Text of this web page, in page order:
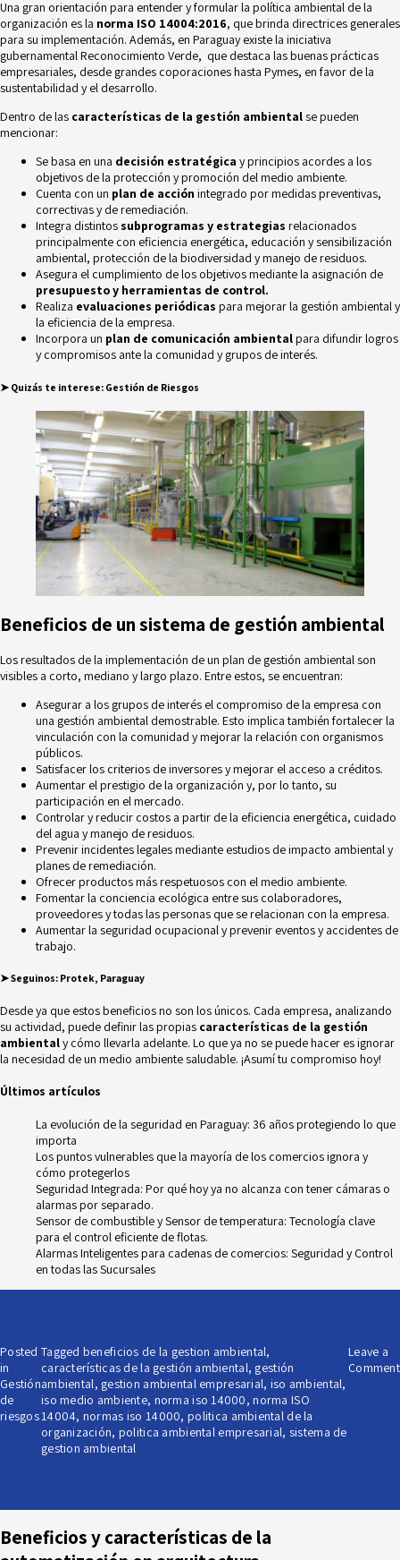
Una gran orientación para entender y formular la política ambiental de la
organización es la norma ISO 14004:2016, que brinda directrices generales
para su implementación. Además, en Paraguay existe la iniciativa
gubernamentalReconocimiento Verde, que destaca las buenas prácticas
empresariales, desde grandes coporaciones hasta Pymes, en favor de la
sustentabilidad y el desarrollo.
Dentro de las características de la gestión ambientalse pueden
mencionar:
Se basa en una decisión estratégica y principios acordes a los
objetivos de la protección y promoción del medio ambiente.
Cuenta con un plan de acción integrado por medidas preventivas,
correctivas y de remediación.
Integra distintos subprogramas y estrategias relacionados
principalmente con eficiencia energética, educación y sensibilización
ambiental, protección de la biodiversidad y manejo de residuos.
Asegura el cumplimiento de los objetivos mediante la asignación de
presupuesto y herramientas de control.
Realiza evaluaciones periódicas para mejorar la gestión ambiental y
la eficiencia de la empresa.
Incorpora un plan de comunicación ambientalpara difundir logros
y compromisos ante la comunidad y grupos de interés.
➤ Quizás te interese: Gestión de Riesgos
Beneficios de un sistema de gestión ambiental
Los resultados de la implementación de un plan de gestión ambiental son
visibles a corto, mediano y largo plazo. Entre estos, se encuentran:
Asegurar a los grupos de interés el compromiso de la empresa con
una gestión ambiental demostrable. Esto implica también fortalecer la
vinculación con la comunidad y mejorar la relación con organismos
públicos.
Satisfacer los criterios de inversores y mejorar el acceso a créditos.
Aumentar el prestigio de la organización y, por lo tanto, su
participación en el mercado.
Controlar y reducir costos a partir de la eficiencia energética, cuidado
del agua y manejo de residuos.
Prevenir incidentes legales mediante estudios de impacto ambiental y
planes de remediación.
Ofrecer productos más respetuosos con el medio ambiente.
Fomentar la conciencia ecológica entre sus colaboradores,
proveedores y todas las personas que se relacionan con la empresa.
Aumentar la seguridad ocupacional y prevenir eventos y accidentes de
trabajo.
➤Seguinos: Protek, Paraguay
Desde ya que estos beneficios no son los únicos. Cada empresa, analizando
su actividad, puede definir las propias características de la gestión
ambientaly cómo llevarla adelante. Lo que ya no se puede hacer es ignorar
la necesidad de un medio ambiente saludable. ¡Asumí tu compromiso hoy!
Últimos artículos
La evolución de la seguridad en Paraguay: 36 años protegiendo lo que
importa
Los puntos vulnerables que la mayoría de los comercios ignora y
cómo protegerlos
Seguridad Integrada: Por qué hoy ya no alcanza con tener cámaras o
alarmas por separado.
Sensor de combustible y Sensor de temperatura: Tecnología clave
para el control eficiente de flotas.
Alarmas Inteligentes para cadenas de comercios: Seguridad y Control
en todas las Sucursales
Posted
in
Gestión
de
riesgos
Tagged beneficios de la gestion ambiental,
características de la gestión ambiental, gestión
ambiental, gestion ambiental empresarial, iso ambiental,
iso medio ambiente, norma iso 14000,norma ISO
14004, normas iso 14000, politica ambiental de la
organización, politica ambiental empresarial, sistema de
gestion ambiental
Leave a
Comment
Beneficios y características de la